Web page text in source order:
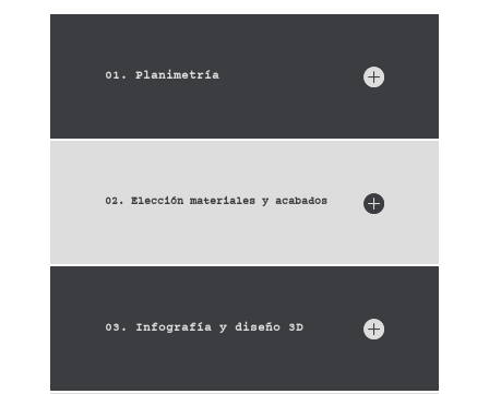
01. Planimetría
02. Elección materiales y acabados
03. Infografía y diseño 3D